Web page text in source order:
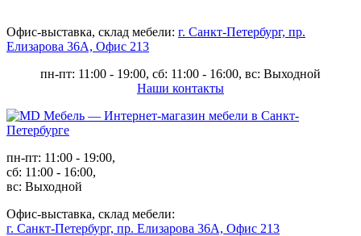
Офис-выставка, склад мебели: г. Санкт-Петербург, пр.
Елизарова 36А, Офис 213
пн-пт: 11:00 - 19:00, сб: 11:00 - 16:00, вс: Выходной
Наши контакты
пн-пт: 11:00 - 19:00,
сб: 11:00 - 16:00,
вс: Выходной
Офис-выставка, склад мебели:
г. Санкт-Петербург, пр. Елизарова 36А, Офис 213